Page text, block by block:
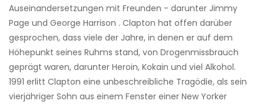
Auseinandersetzungen mit Freunden - darunter Jimmy
Page und George Harrison . Clapton hat offen darüber
gesprochen, dass viele der Jahre, in denen er auf dem
Höhepunkt seines Ruhms stand, von Drogenmissbrauch
geprägt waren, darunter Heroin, Kokain und viel Alkohol.
1991 erlitt Clapton eine unbeschreibliche Tragödie, als sein
vierjähriger Sohn aus einem Fenster einer New Yorker